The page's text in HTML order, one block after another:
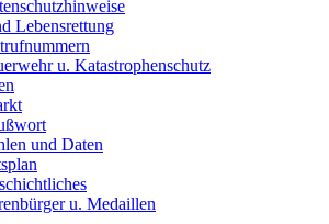
Lebensrettung
u. Katastrophenschutz
und Daten
u. Medaillen